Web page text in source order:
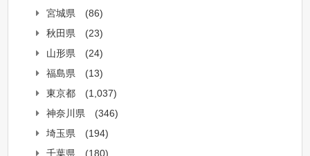
宮城県
(86)
秋田県
(23)
山形県
(24)
福島県
(13)
東京都
(1,037)
神奈川県
(346)
埼玉県
(194)
千葉県
(180)